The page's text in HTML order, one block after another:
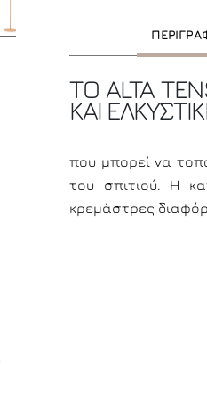
ΤΟ ALTA
ΚΑΙ
που μπορεί να
του σπιτιού. Η
κρεμάστρες